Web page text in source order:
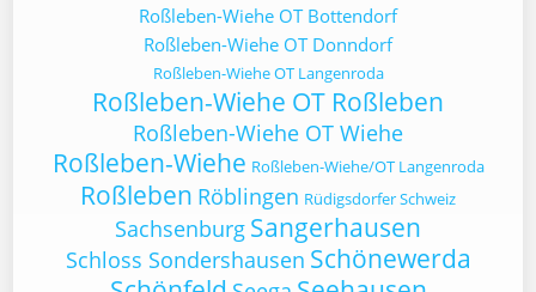
Roßleben-Wiehe OT Bottendorf
Roßleben-Wiehe OT Donndorf
Roßleben-Wiehe OT Langenroda
Roßleben-Wiehe OT Roßleben
Roßleben-Wiehe OT Wiehe
Roßleben-Wiehe Roßleben-Wiehe/OT Langenroda
Roßleben Röblingen Rüdigsdorfer Schweiz
Sachsenburg Sangerhausen
Schloss Sondershausen Schönewerda